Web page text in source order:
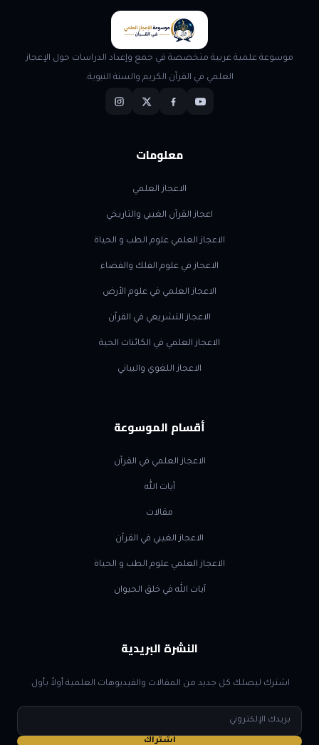
موسوعة علمية عربية متخصصة في جمع وإعداد الدراسات حول الإعجاز
العلمي في القرآن الكريم والسنة النبوية.
معلومات
الاعجاز العلمي
اعجاز القرآن الغيبي والتاريخي
الاعجاز العلمي علوم الطب و الحياة
الاعجاز في علوم الفلك والفضاء
الاعجاز العلمي في علوم الأرض
الاعجاز التشريعي في القرآن
الاعجاز العلمي في الكائنات الحية
الاعجاز اللغوي والبياني
أقسام الموسوعة
الاعجاز العلمي في القرآن
آيات الله
مقالات
الاعجاز الغيبي في القرآن
الاعجاز العلمي علوم الطب و الحياة
آيات الله في خلق الحيوان
النشرة البريدية
اشترك ليصلك كل جديد من المقالات والفيديوهات العلمية أولاً بأول.
البريد
الإلكتروني
اشتراك